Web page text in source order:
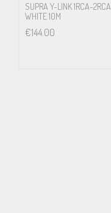
SUPRA Y-LINK 1RCA-2RCA
WHITE 10M
€144.00